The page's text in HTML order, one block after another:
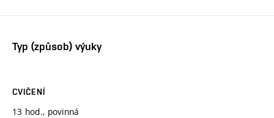
Typ (způsob) výuky
CVIČENÍ
13 hod., povinná